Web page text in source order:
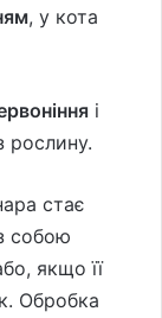
, у кота
і
рослину.
стає
собою
якщо її
Обробка